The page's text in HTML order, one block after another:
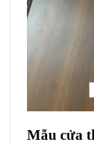
Mẫu cửa